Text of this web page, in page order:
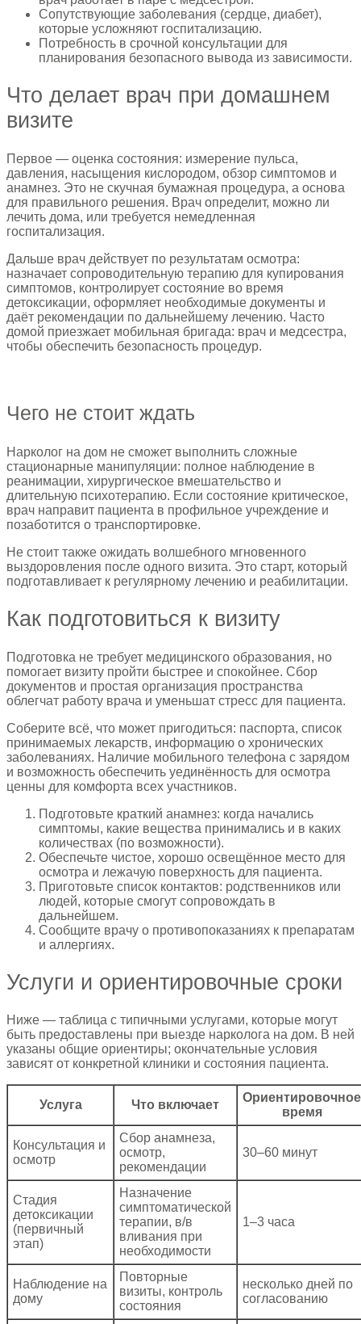
Сопутствующие заболевания (сердце, диабет),
которые усложняют госпитализацию.
Потребность в срочной консультации для
планирования безопасного вывода из зависимости.
Что делает врач при домашнем
визите
Первое — оценка состояния: измерение пульса,
давления, насыщения кислородом, обзор симптомов и
анамнез. Это не скучная бумажная процедура, а основа
для правильного решения. Врач определит, можно ли
лечить дома, или требуется немедленная
госпитализация.
Дальше врач действует по результатам осмотра:
назначает сопроводительную терапию для купирования
симптомов, контролирует состояние во время
детоксикации, оформляет необходимые документы и
даёт рекомендации по дальнейшему лечению. Часто
домой приезжает мобильная бригада: врач и медсестра,
чтобы обеспечить безопасность процедур.
Чего не стоит ждать
Нарколог на дом не сможет выполнить сложные
стационарные манипуляции: полное наблюдение в
реанимации, хирургическое вмешательство и
длительную психотерапию. Если состояние критическое,
врач направит пациента в профильное учреждение и
позаботится о транспортировке.
Не стоит также ожидать волшебного мгновенного
выздоровления после одного визита. Это старт, который
подготавливает к регулярному лечению и реабилитации.
Как подготовиться к визиту
Подготовка не требует медицинского образования, но
помогает визиту пройти быстрее и спокойнее. Сбор
документов и простая организация пространства
облегчат работу врача и уменьшат стресс для пациента.
Соберите всё, что может пригодиться: паспорта, список
принимаемых лекарств, информацию о хронических
заболеваниях. Наличие мобильного телефона с зарядом
и возможность обеспечить уединённость для осмотра
ценны для комфорта всех участников.
Подготовьте краткий анамнез: когда начались
симптомы, какие вещества принимались и в каких
количествах (по возможности).
Обеспечьте чистое, хорошо освещённое место для
осмотра и лежачую поверхность для пациента.
Приготовьте список контактов: родственников или
людей, которые смогут сопровождать в
дальнейшем.
Сообщите врачу о противопоказаниях к препаратам
и аллергиях.
Услуги и ориентировочные сроки
Ниже — таблица с типичными услугами, которые могут
быть предоставлены при выезде нарколога на дом. В ней
указаны общие ориентиры; окончательные условия
зависят от конкретной клиники и состояния пациента.
Услуга Что включает
Ориентировочное
время
Консультация и
осмотр
Сбор анамнеза,
осмотр,
рекомендации
30–60 минут
Стадия
детоксикации
(первичный
этап)
Назначение
симптоматической
терапии, в/в
вливания при
необходимости
1–3 часа
Наблюдение на
дому
Повторные
визиты, контроль
состояния
несколько дней по
согласованию